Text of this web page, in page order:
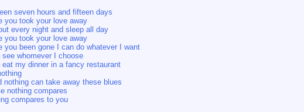
seven hours and fifteen days
you took your love away
out every night and sleep all day
you took your love away
you been gone I can do whatever I want
see whomever I choose
eat my dinner in a fancy restaurant
nothing can take away these blues
nothing compares
compares to you